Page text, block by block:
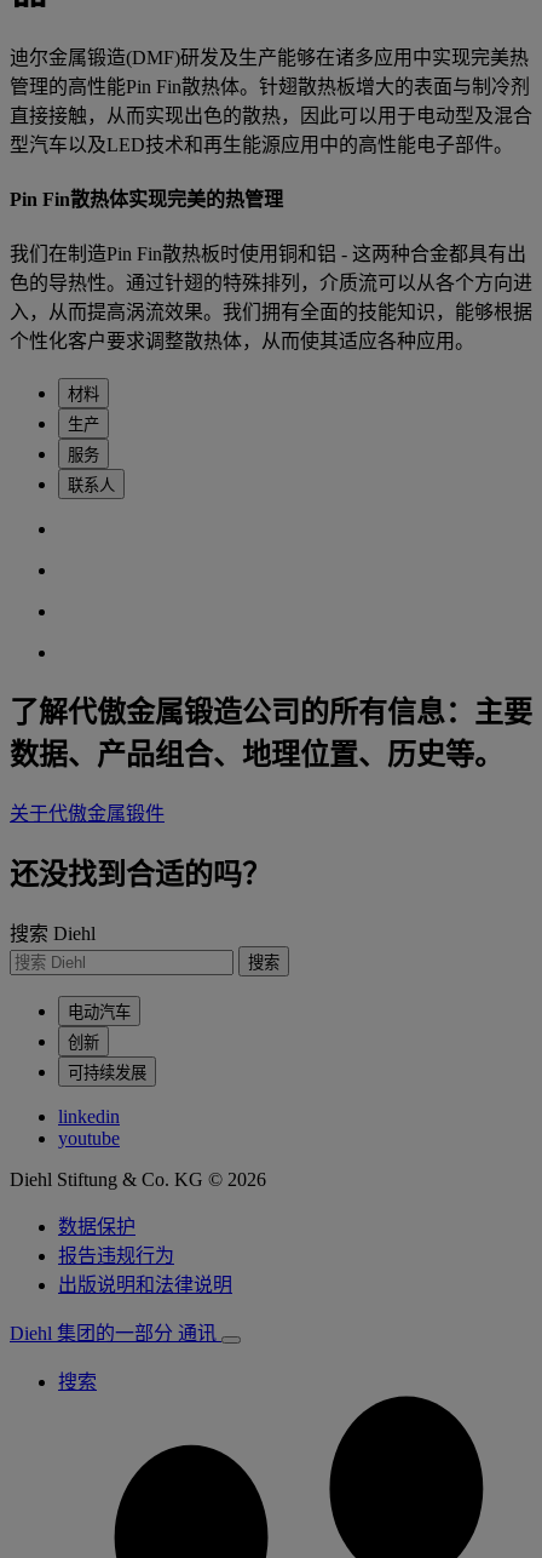
迪尔金属锻造(DMF)研发及生产能够在诸多应用中实现完美热
管理的高性能Pin Fin散热体。针翅散热板增大的表面与制冷剂
直接接触，从而实现出色的散热，因此可以用于电动型及混合
型汽车以及LED技术和再生能源应用中的高性能电子部件。
Pin Fin散热体实现完美的热管理
我们在制造Pin Fin散热板时使用铜和铝 - 这两种合金都具有出
色的导热性。通过针翅的特殊排列，介质流可以从各个方向进
入，从而提高涡流效果。我们拥有全面的技能知识，能够根据
个性化客户要求调整散热体，从而使其适应各种应用。
材料
生产
服务
联系人
了解代傲金属锻造公司的所有信息：主要
数据、产品组合、地理位置、历史等。
关于代傲金属锻件
还没找到合适的吗？
搜索 Diehl
搜索
电动汽车
创新
可持续发展
linkedin
youtube
Diehl Stiftung & Co. KG © 2026
数据保护
报告违规行为
出版说明和法律说明
Diehl 集团的一部分 通讯
搜索